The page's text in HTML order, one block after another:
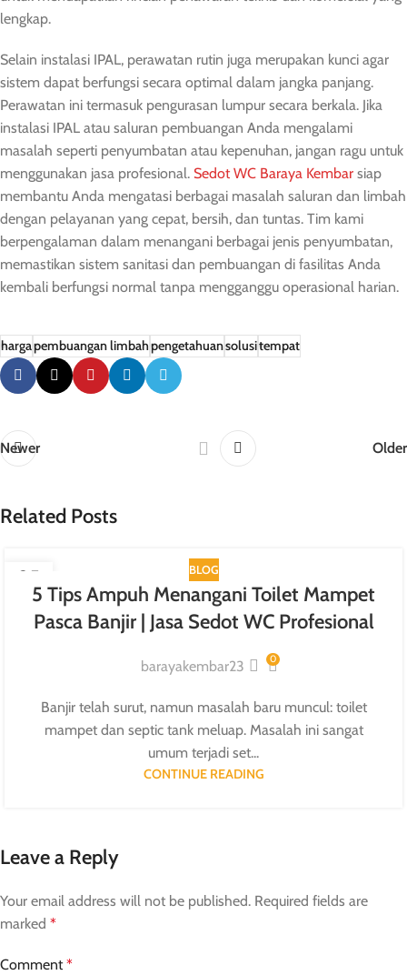
lengkap.
Selain instalasi IPAL, perawatan rutin juga merupakan kunci agar
sistem dapat berfungsi secara optimal dalam jangka panjang.
Perawatan ini termasuk pengurasan lumpur secara berkala. Jika
instalasi IPAL atau saluran pembuangan Anda mengalami
masalah seperti penyumbatan atau kepenuhan, jangan ragu untuk
menggunakan jasa profesional. Sedot WC Baraya Kembar siap
membantu Anda mengatasi berbagai masalah saluran dan limbah
dengan pelayanan yang cepat, bersih, dan tuntas. Tim kami
berpengalaman dalam menangani berbagai jenis penyumbatan,
memastikan sistem sanitasi dan pembuangan di fasilitas Anda
kembali berfungsi normal tanpa mengganggu operasional harian.
hargapembuangan limbahpengetahuansolusitempat
Newer Older
Related Posts
25
JAN
BLOG
5 Tips Ampuh Menangani Toilet Mampet
Pasca Banjir | Jasa Sedot WC Profesional
barayakembar23 0
Banjir telah surut, namun masalah baru muncul: toilet
mampet dan septic tank meluap. Masalah ini sangat
umum terjadi set...
CONTINUE READING
Leave a Reply
Your email address will not be published. Required fields are
marked *
Comment*